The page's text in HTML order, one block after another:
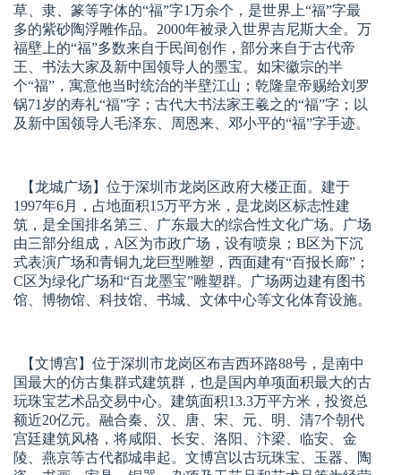
草、隶、篆等字体的“福”字1万余个，是世界上“福”字最
多的紫砂陶浮雕作品。2000年被录入世界吉尼斯大全。万
福壁上的“福”多数来自于民间创作，部分来自于古代帝
王、书法大家及新中国领导人的墨宝。如宋徽宗的半
个“福”，寓意他当时统治的半壁江山；乾隆皇帝赐给刘罗
锅71岁的寿礼“福”字；古代大书法家王羲之的“福”字；以
及新中国领导人毛泽东、周恩来、邓小平的“福”字手迹。
【龙城广场】 位于深圳市龙岗区政府大楼正面。建于
1997年6月，占地面积15万平方米，是龙岗区标志性建
筑，是全国排名第三、广东最大的综合性文化广场。广场
由三部分组成，A区为市政广场，设有喷泉；B区为下沉
式表演广场和青铜九龙巨型雕塑，西面建有“百报长廊”；
C区为绿化广场和“百龙墨宝”雕塑群。广场两边建有图书
馆、博物馆、科技馆、书城、文体中心等文化体育设施。
【文博宫】 位于深圳市龙岗区布吉西环路88号，是南中
国最大的仿古集群式建筑群，也是国内单项面积最大的古
玩珠宝艺术品交易中心。建筑面积13.3万平方米，投资总
额近20亿元。融合秦、汉、唐、宋、元、明、清7个朝代
宫廷建筑风格，将咸阳、长安、洛阳、汴梁、临安、金
陵、燕京等古代都城串起。文博宫以古玩珠宝、玉器、陶